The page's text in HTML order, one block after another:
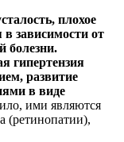
плохое
зависимости от
болезни.
гипертензия
развитие
в виде
ими являются
(ретинопатии),